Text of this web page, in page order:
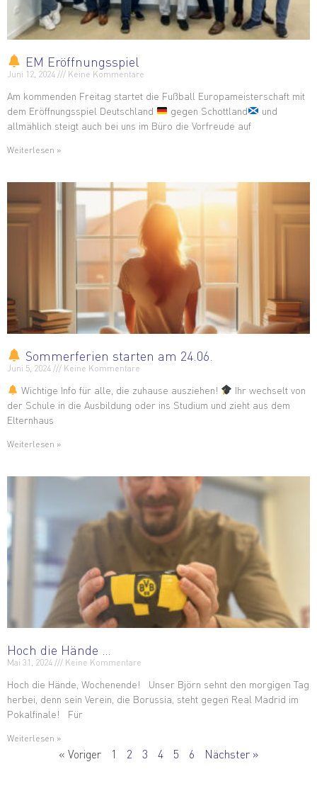
EM Eröffnungsspiel
Juni 12, 2024 Keine Kommentare
Am kommenden Freitag startet die Fußball Europameisterschaft mit
dem Eröffnungsspiel Deutschland
gegen Schottland
und
allmählich steigt auch bei uns im Büro die Vorfreude auf
Weiterlesen »
Sommerferien starten am 24.06.
Juni 5, 2024 Keine Kommentare
Wichtige Info für alle, die zuhause ausziehen!
Ihr wechselt von
der Schule in die Ausbildung oder ins Studium und zieht aus dem
Elternhaus
Weiterlesen »
Hoch die Hände …
Mai 31, 2024 Keine Kommentare
Hoch die Hände, Wochenende! Unser Björn sehnt den morgigen Tag
herbei, denn sein Verein, die Borussia, steht gegen Real Madrid im
Pokalfinale! Für
Weiterlesen »
« Voriger 1 2 3 4 5 6 Nächster »